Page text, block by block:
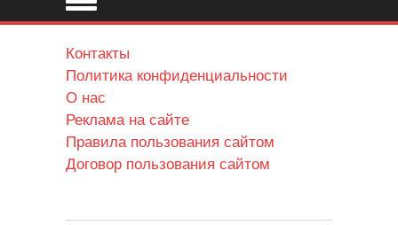
Контакты
Политика конфиденциальности
О нас
Реклама на сайте
Правила пользования сайтом
Договор пользования сайтом